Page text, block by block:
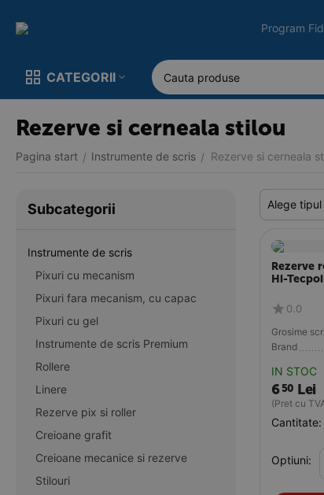
Program
CATEGORII
Rezerve si cerneala stilou
Pagina start / Instrumente de scris / Rezerve si cerneala
Alege tipul
Rezerve
Hi-
0.0
Grosime
Brand
IN STOC
650 Lei
(Pret cu
Cantitate:
Optiuni:
Subcategorii
Instrumente de scris
Pixuri cu mecanism
Pixuri fara mecanism, cu capac
Pixuri cu gel
Instrumente de scris Premium
Rollere
Linere
Rezerve pix si roller
Creioane grafit
Creioane mecanice si rezerve
Stilouri